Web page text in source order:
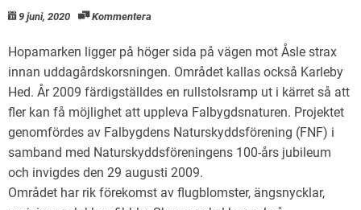
9 juni, 2020 Kommentera
Hopamarken ligger på höger sida på vägen mot Åsle strax
innan uddagårdskorsningen. Området kallas också Karleby
Hed. År 2009 färdigställdes en rullstolsramp ut i kärret så att
fler kan få möjlighet att uppleva Falbygdsnaturen. Projektet
genomfördes av Falbygdens Naturskyddsförening (FNF) i
samband med Naturskyddsföreningens 100-års jubileum
och invigdes den 29 augusti 2009.
Området har rik förekomst av flugblomster, ängsnycklar,